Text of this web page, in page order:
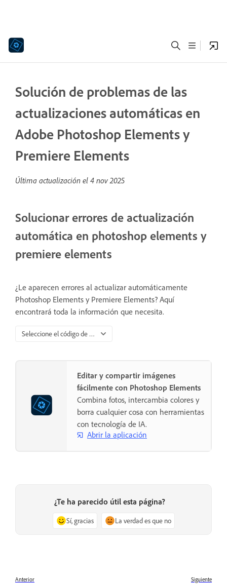
Solución de problemas de las
actualizaciones automáticas en
Adobe Photoshop Elements y
Premiere Elements
Última actualización el 4 nov 2025
Solucionar errores de actualización
automática en photoshop elements y
premiere elements
¿Le aparecen errores al actualizar automáticamente
Photoshop Elements y Premiere Elements? Aquí
encontrará toda la información que necesita.
Seleccione el código de error
Editar y compartir imágenes
fácilmente con Photoshop Elements
Combina fotos, intercambia colores y
borra cualquier cosa con herramientas
con tecnología de IA.
Abrir la aplicación
¿Te ha parecido útil esta página?
Sí, gracias La verdad es que no
Anterior Siguiente